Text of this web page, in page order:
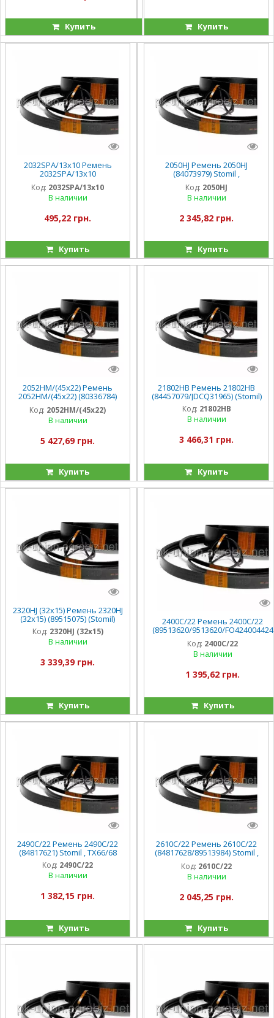
Купить Купить
2032SPA/13x10 Ремень
2032SPA/13x10
(84817630/9817454) Stomil , TX
Код: 2032SPA/13x10
В наличии
495,22 грн.
Купить
2050HJ Ремень 2050HJ
(84073979) Stomil ,
CX6090/CSX7080/CS
Код: 2050HJ
В наличии
2 345,82 грн.
Купить
2052HM/(45х22) Ремень
2052HM/(45х22) (80336784)
Stomil, TC5080/56
Код: 2052HM/(45х22)
В наличии
5 427,69 грн.
Купить
21802HB Ремень 21802HB
(84457079/JDCQ31965) (Stomil)
Код: 21802HB
В наличии
3 466,31 грн.
Купить
2320HJ (32х15) Ремень 2320HJ
(32х15) (89515075) (Stomil)
Код: 2320HJ (32х15)
В наличии
3 339,39 грн.
Купить
2400C/22 Ремень 2400C/22
(89513620/9513620/FO424004424
6) Stomil , TX
Код: 2400C/22
В наличии
1 395,62 грн.
Купить
2490C/22 Ремень 2490C/22
(84817621) Stomil , TX66/68
Код: 2490C/22
В наличии
1 382,15 грн.
Купить
2610C/22 Ремень 2610C/22
(84817628/89513984) Stomil ,
TX66/68/TF
Код: 2610C/22
В наличии
2 045,25 грн.
Купить